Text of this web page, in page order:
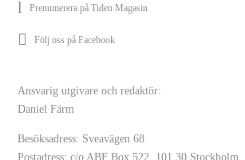
Prenumerera på Tiden Magasin
Följ oss på Facebook
Ansvarig utgivare och redaktör:
Daniel Färm
Besöksadress: Sveavägen 68
Postadress: c/o ABF Box 522, 101 30 Stockholm